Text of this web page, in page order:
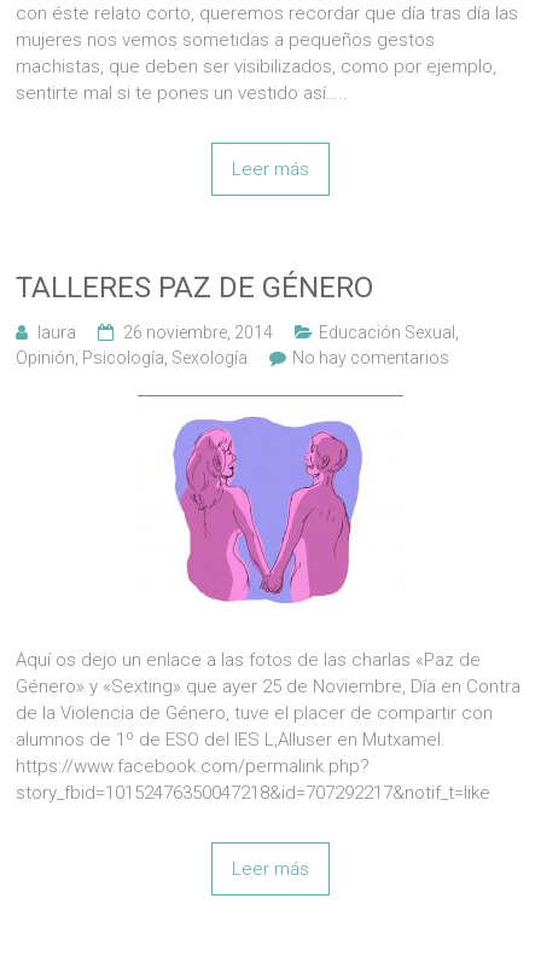
con éste relato corto, queremos recordar que día tras día las
mujeres nos vemos sometidas a pequeños gestos
machistas, que deben ser visibilizados, como por ejemplo,
sentirte mal si te pones un vestido así…..
Leer más
TALLERES PAZ DE GÉNERO
laura 26 noviembre, 2014 Educación Sexual
Opinión Psicología Sexología No hay comentarios
Aquí os dejo un enlace a las fotos de las charlas «Paz de
Género» y «Sexting» que ayer 25 de Noviembre, Día en Contra
de la Violencia de Género, tuve el placer de compartir con
alumnos de 1º de ESO del IES L,Alluser en Mutxamel.
https://www.facebook.com/permalink.php?
story_fbid=10152476350047218&id=707292217&notif_t=like
Leer más